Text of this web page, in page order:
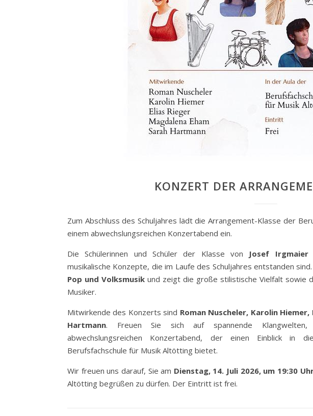
KONZERT DER
Zum Abschluss des Schuljahres lädt die Arrangement-Klasse der
einem abwechslungsreichen Konzertabend ein.
Die Schülerinnen und Schüler der Klasse von Josef Irgmaier
musikalische Konzepte, die im Laufe des Schuljahres entstanden
Pop und Volksmusik und zeigt die große stilistische Vielfalt sowie
Musiker.
Mitwirkende des Konzerts sind Roman Nuscheler, Karolin Hiemer,
Hartmann. Freuen Sie sich auf spannende
abwechslungsreichen Konzertabend, der einen Einblick in
Berufsfachschule für Musik Altötting bietet.
Wir freuen uns darauf, Sie am Dienstag, 14. Juli 2026, um 19:30
Altötting begrüßen zu dürfen. Der Eintritt ist frei.